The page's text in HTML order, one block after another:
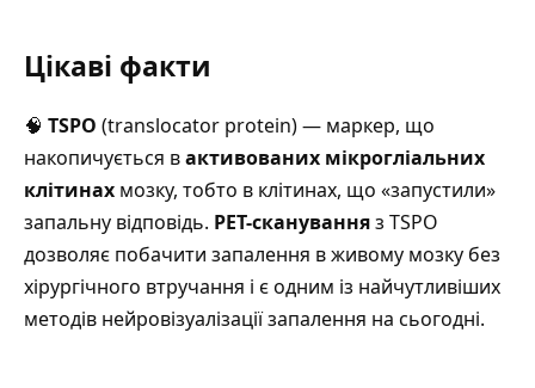
Цікаві факти
🧠 TSPO (translocator protein) — маркер, що
накопичується вактивованих мікрогліальних
клітинах мозку, тобто в клітинах, що «запустили»
запальну відповідь. PET-скануванняз TSPO
дозволяє побачити запалення в живому мозку без
хірургічного втручання і є одним із найчутливіших
методів нейровізуалізації запалення на сьогодні.